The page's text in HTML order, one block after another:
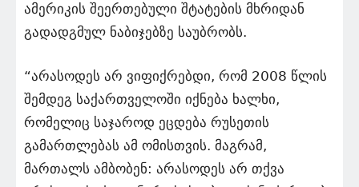
ამერიკის შეერთებული შტატების მხრიდან
გადადგმულ ნაბიჯებზე საუბრობს.
“არასოდეს არ ვიფიქრებდი, რომ 2008 წლის
შემდეგ საქართველოში იქნება ხალხი,
რომელიც საჯაროდ ეცდება რუსეთის
გამართლებას ამ ომისთვის. მაგრამ,
მართალს ამბობენ: არასოდეს არ თქვა